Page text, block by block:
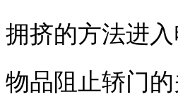
拥挤的方法进
物品阻止轿门